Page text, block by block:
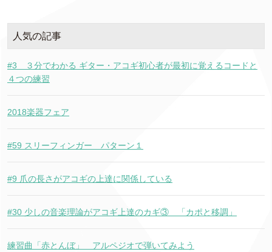
人気の記事
#3 ３分でわかる ギター・アコギ初心者が最初に覚えるコードと
４つの練習
2018楽器フェア
#59 スリーフィンガー パターン１
#9 爪の長さがアコギの上達に関係している
#30 少しの音楽理論がアコギ上達のカギ③ 「カポと移調」
練習曲「赤とんぼ」 アルペジオで弾いてみよう